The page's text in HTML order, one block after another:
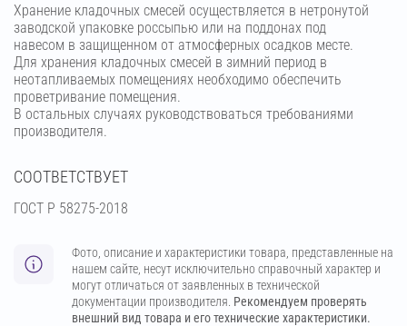
Хранение кладочных смесей осуществляется в нетронутой
заводской упаковке россыпью или на поддонах под
навесом в защищенном от атмосферных осадков месте.
Для хранения кладочных смесей в зимний период в
неотапливаемых помещениях необходимо обеспечить
проветривание помещения.
В остальных случаях руководствоваться требованиями
производителя.
СООТВЕТСТВУЕТ
ГОСТ Р 58275-2018
Фото, описание и характеристики товара, представленные на
нашем сайте, несут исключительно справочный характер и
могут отличаться от заявленных в технической
документации производителя. Рекомендуем проверять
внешний вид товара и его технические характеристики.